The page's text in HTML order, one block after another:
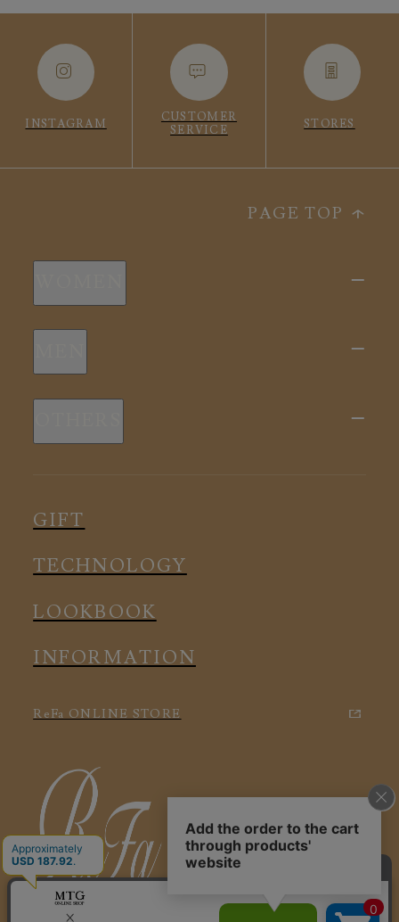
INSTAGRAM
CUSTOMER
SERVICE
STORES
PAGE TOP
新商品
スリープウェア
ルームウェア
アクセサリー
新商品
ルームウェア
アクセサリー
GIFT
TECHNOLOGY
LOOKBOOK
INFORMATION
ReFa ONLINE STORE